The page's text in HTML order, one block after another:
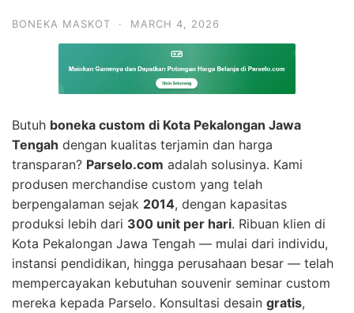
BONEKA MASKOT · MARCH 4, 2026
Butuh boneka custom di Kota Pekalongan Jawa
Tengah dengan kualitas terjamin dan harga
transparan? Parselo.com adalah solusinya. Kami
produsen merchandise custom yang telah
berpengalaman sejak 2014, dengan kapasitas
produksi lebih dari 300 unit per hari. Ribuan klien di
Kota Pekalongan Jawa Tengah — mulai dari individu,
instansi pendidikan, hingga perusahaan besar — telah
mempercayakan kebutuhan souvenir seminar custom
mereka kepada Parselo. Konsultasi desain gratis,